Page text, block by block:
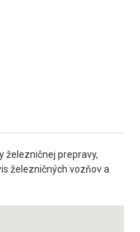
železničnej prepravy,
železničných vozňov a